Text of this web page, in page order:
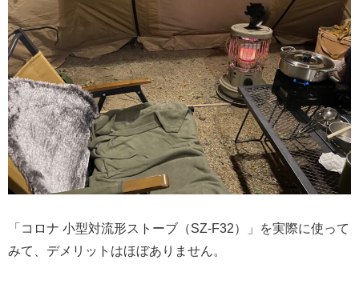
「コロナ 小型対流形ストーブ（SZ-F32）」を実際に使って
みて、デメリットはほぼありません。